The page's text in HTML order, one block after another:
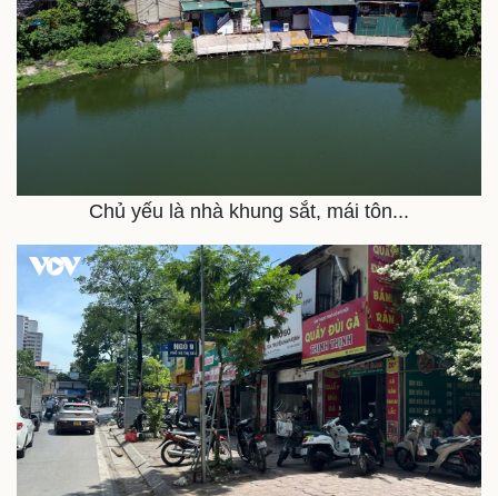
Thể thao
Bóng đá
Lịch thi đấu bóng đá
Thế giới thể thao
Ô tô - Xe máy
Ô tô
Chủ yếu là nhà khung sắt, mái tôn...